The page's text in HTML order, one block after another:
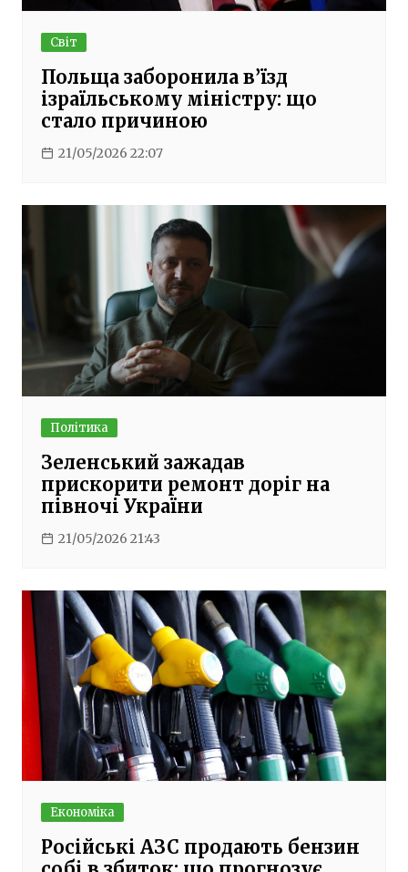
Світ
Польща заборонила в’їзд
ізраїльському міністру: що
стало причиною
21/05/2026 22:07
Політика
Зеленський зажадав
прискорити ремонт доріг на
півночі України
21/05/2026 21:43
Економіка
Російські АЗС продають бензин